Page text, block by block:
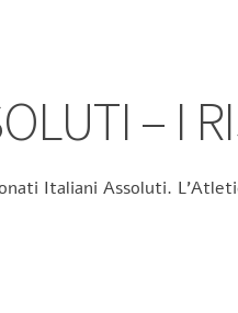
– I
Italiani Assoluti.